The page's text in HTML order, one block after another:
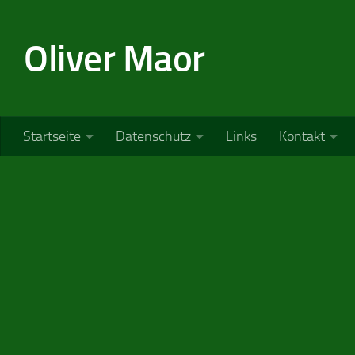
Oliver Maor
Startseite Datenschutz Links Kontakt